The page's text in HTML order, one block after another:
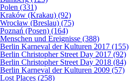
Polen (331)
Kraków (Krakau) (92)
Wrocław (Breslau) (75)
Poznań (Posen) (164)
Menschen und Ereignisse (388)
Berlin Karneval der Kulturen 2017 (155)
Berlin Christopher Street Day 2017 (92)
Berlin Christopher Street Day 2018 (84)
Berlin Karneval der Kulturen 2009 (57)
Lost Places (258)